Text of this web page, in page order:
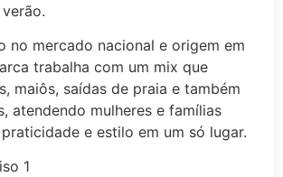
no mercado nacional e origem em
trabalha com um mix que
maiôs, saídas de praia e também
atendendo mulheres e famílias
e estilo em um só lugar.
1